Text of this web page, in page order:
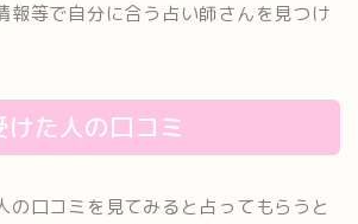
報等で自分に合う占い師さんを見つけ
た人の口コミ
の口コミを見てみると占ってもらうと